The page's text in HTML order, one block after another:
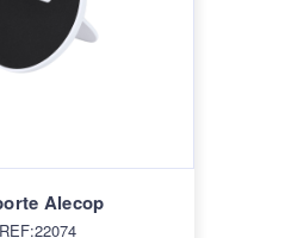
Alecop
REF:22074